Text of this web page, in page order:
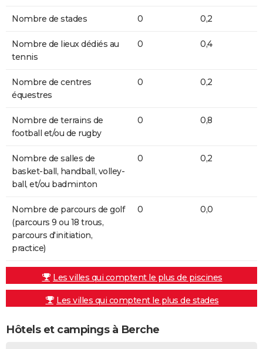
Nombre de stades 0 0,2
Nombre de lieux dédiés au
tennis
0 0,4
Nombre de centres
équestres
0 0,2
Nombre de terrains de
football et/ou de rugby
0 0,8
Nombre de salles de
basket-ball, handball, volley-
ball, et/ou badminton
0 0,2
Nombre de parcours de golf
(parcours 9 ou 18 trous,
parcours d'initiation,
practice)
0 0,0
Les villes qui comptent le plus de piscines
Les villes qui comptent le plus de stades
Hôtels et campings à Berche